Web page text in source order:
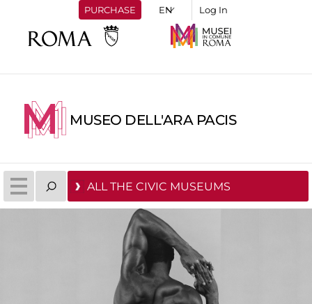
PURCHASE Log In
MUSEO DELL'ARA PACIS
ALL THE CIVIC MUSEUMS